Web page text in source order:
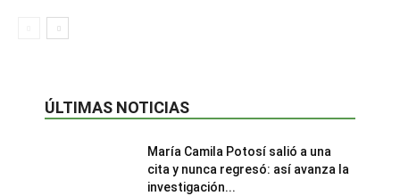
ÚLTIMAS NOTICIAS
María Camila Potosí salió a una
cita y nunca regresó: así avanza la
investigación...